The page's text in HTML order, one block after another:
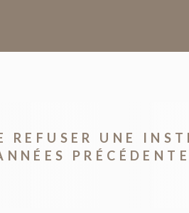
REFUSER UNE